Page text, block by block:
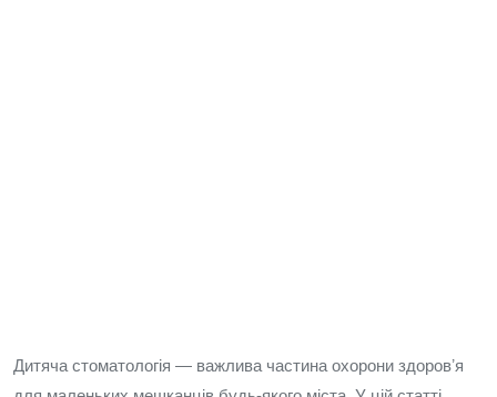
Дитяча стоматологія — важлива частина охорони здоровʼя